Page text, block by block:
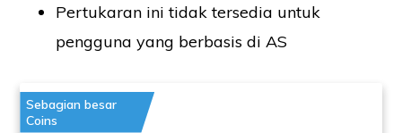
Pertukaran ini tidak tersedia untuk
pengguna yang berbasis di AS
Sebagian besar
Coins